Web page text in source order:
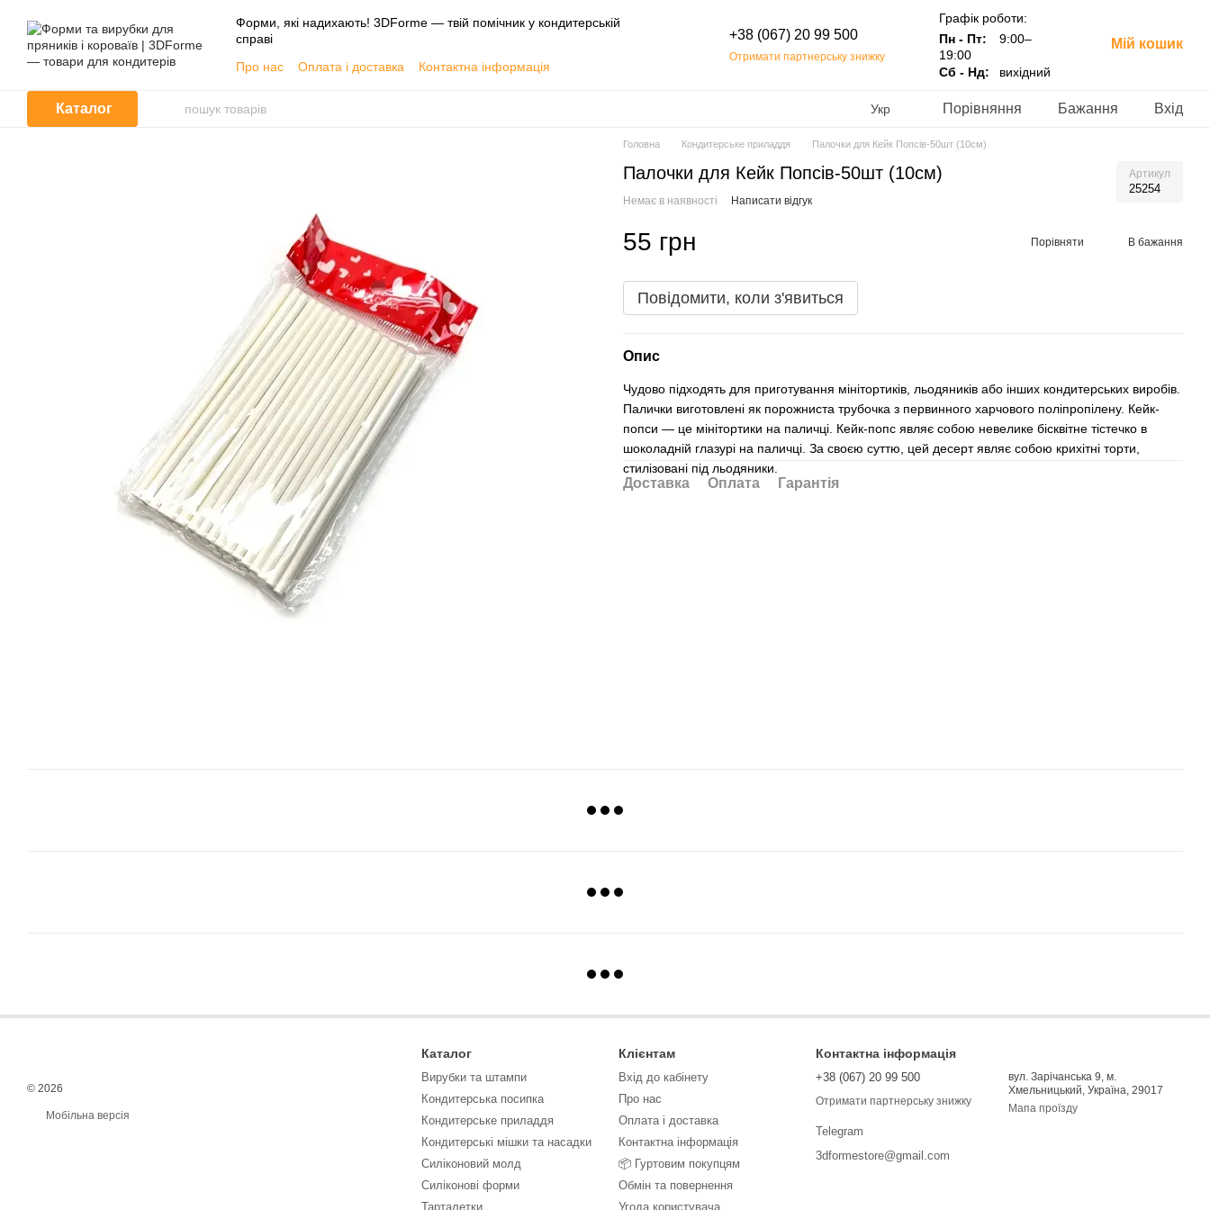
Форми, які надихають! 3DForme — твій помічник у кондитерській
справі
Про нас
Оплата і доставка
Контактна інформація
Угода користувача
+38 (067) 20 99 500
Отримати партнерську знижку
Графік роботи:
Пн - Пт:
9:00–
19:00
Сб - Нд:
вихідний
Мій кошик
Каталог Укр Порівняння Бажання Вхід
Головна Кондитерське приладдя Палочки для Кейк Попсів-50шт (10см)
Палочки для Кейк Попсів-50шт (10см) Артикул
25254
Немає в наявності Написати відгук
55 грн Порівняти В бажання
Повідомити, коли з'явиться
Опис
Чудово підходять для приготування мінітортиків, льодяників або інших кондитерських виробів.
Палички виготовлені як порожниста трубочка з первинного харчового поліпропілену. Кейк-
попси — це мінітортики на паличці. Кейк-попс являє собою невелике бісквітне тістечко в
шоколадній глазурі на паличці. За своєю суттю, цей десерт являє собою крихітні торти,
стилізовані під льодяники.
Доставка Оплата Гарантія
© 2026
Мобільна версія
Каталог
Вирубки та штампи
Кондитерська посипка
Кондитерське приладдя
Кондитерські мішки та насадки
Силіконовий молд
Силіконові форми
Тарталетки
Клієнтам
Вхід до кабінету
Про нас
Оплата і доставка
Контактна інформація
📦 Гуртовим покупцям
Обмін та повернення
Угода користувача
Контактна інформація
+38 (067) 20 99 500
Отримати партнерську знижку
Telegram
3dformestore@gmail.com
вул. Зарічанська 9, м.
Хмельницький, Україна, 29017
Мапа проїзду